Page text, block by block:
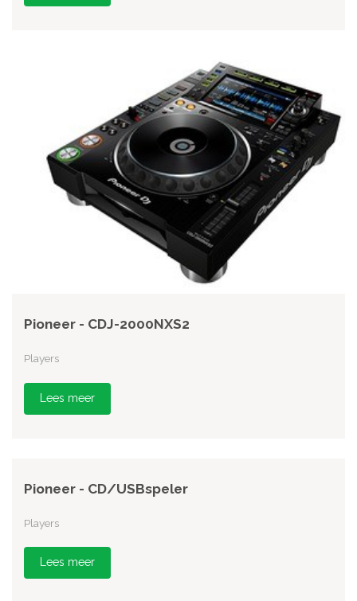
Pioneer - CDJ-2000NXS2
Players
Lees meer
Pioneer - CD/USBspeler
Players
Lees meer